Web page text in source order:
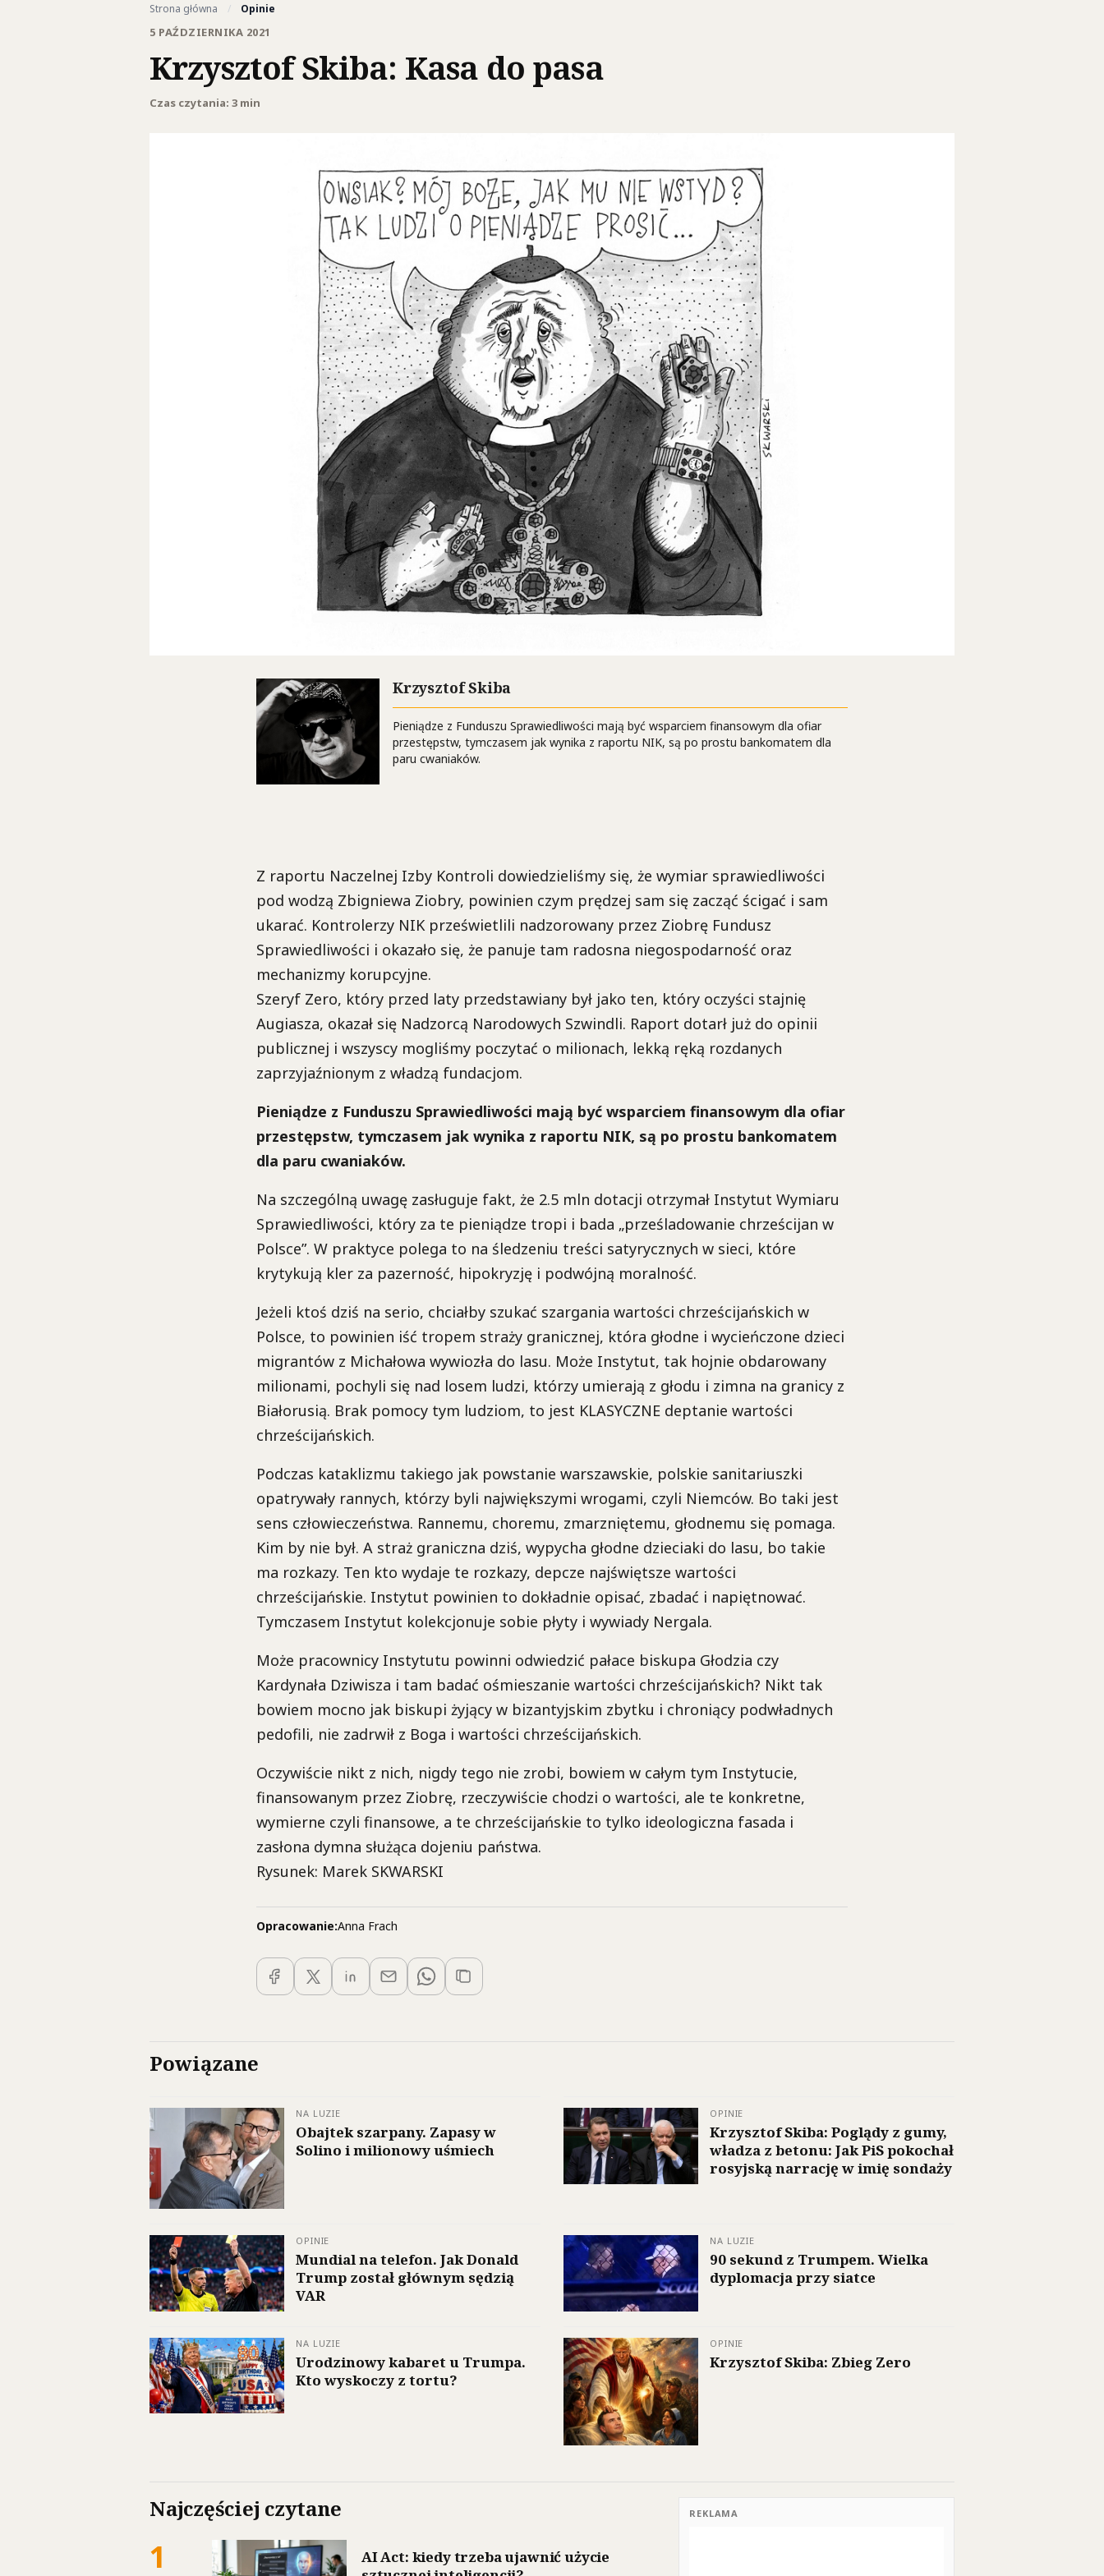
Strona główna / Opinie
5 PAŹDZIERNIKA 2021
Krzysztof Skiba: Kasa do pasa
Czas czytania: 3 min
Krzysztof Skiba
Pieniądze z Funduszu Sprawiedliwości mają być wsparciem finansowym dla ofiar
przestępstw, tymczasem jak wynika z raportu NIK, są po prostu bankomatem dla
paru cwaniaków.
Z raportu Naczelnej Izby Kontroli dowiedzieliśmy się, że wymiar sprawiedliwości
pod wodzą Zbigniewa Ziobry, powinien czym prędzej sam się zacząć ścigać i sam
ukarać. Kontrolerzy NIK prześwietlili nadzorowany przez Ziobrę Fundusz
Sprawiedliwości i okazało się, że panuje tam radosna niegospodarność oraz
mechanizmy korupcyjne.
Szeryf Zero, który przed laty przedstawiany był jako ten, który oczyści stajnię
Augiasza, okazał się Nadzorcą Narodowych Szwindli. Raport dotarł już do opinii
publicznej i wszyscy mogliśmy poczytać o milionach, lekką ręką rozdanych
zaprzyjaźnionym z władzą fundacjom.
Pieniądze z Funduszu Sprawiedliwości mają być wsparciem finansowym dla ofiar
przestępstw, tymczasem jak wynika z raportu NIK, są po prostu bankomatem
dla paru cwaniaków.
Na szczególną uwagę zasługuje fakt, że 2.5 mln dotacji otrzymał Instytut Wymiaru
Sprawiedliwości, który za te pieniądze tropi i bada „prześladowanie chrześcijan w
Polsce”. W praktyce polega to na śledzeniu treści satyrycznych w sieci, które
krytykują kler za pazerność, hipokryzję i podwójną moralność.
Jeżeli ktoś dziś na serio, chciałby szukać szargania wartości chrześcijańskich w
Polsce, to powinien iść tropem straży granicznej, która głodne i wycieńczone dzieci
migrantów z Michałowa wywiozła do lasu. Może Instytut, tak hojnie obdarowany
milionami, pochyli się nad losem ludzi, którzy umierają z głodu i zimna na granicy z
Białorusią. Brak pomocy tym ludziom, to jest KLASYCZNE deptanie wartości
chrześcijańskich.
Podczas kataklizmu takiego jak powstanie warszawskie, polskie sanitariuszki
opatrywały rannych, którzy byli największymi wrogami, czyli Niemców. Bo taki jest
sens człowieczeństwa. Rannemu, choremu, zmarzniętemu, głodnemu się pomaga.
Kim by nie był. A straż graniczna dziś, wypycha głodne dzieciaki do lasu, bo takie
ma rozkazy. Ten kto wydaje te rozkazy, depcze najświętsze wartości
chrześcijańskie. Instytut powinien to dokładnie opisać, zbadać i napiętnować.
Tymczasem Instytut kolekcjonuje sobie płyty i wywiady Nergala.
Może pracownicy Instytutu powinni odwiedzić pałace biskupa Głodzia czy
Kardynała Dziwisza i tam badać ośmieszanie wartości chrześcijańskich? Nikt tak
bowiem mocno jak biskupi żyjący w bizantyjskim zbytku i chroniący podwładnych
pedofili, nie zadrwił z Boga i wartości chrześcijańskich.
Oczywiście nikt z nich, nigdy tego nie zrobi, bowiem w całym tym Instytucie,
finansowanym przez Ziobrę, rzeczywiście chodzi o wartości, ale te konkretne,
wymierne czyli finansowe, a te chrześcijańskie to tylko ideologiczna fasada i
zasłona dymna służąca dojeniu państwa.
Rysunek: Marek SKWARSKI
Opracowanie:Anna Frach
Powiązane
NA LUZIE
Obajtek szarpany. Zapasy w
Solino i milionowy uśmiech
OPINIE
Krzysztof Skiba: Poglądy z gumy,
władza z betonu: Jak PiS pokochał
rosyjską narrację w imię sondaży
OPINIE
Mundial na telefon. Jak Donald
Trump został głównym sędzią
VAR
NA LUZIE
90 sekund z Trumpem. Wielka
dyplomacja przy siatce
NA LUZIE
Urodzinowy kabaret u Trumpa.
Kto wyskoczy z tortu?
OPINIE
Krzysztof Skiba: Zbieg Zero
Najczęściej czytane
1
AI Act: kiedy trzeba ujawnić użycie
REKLAMA